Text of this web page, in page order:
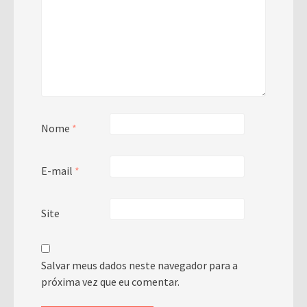
Nome *
E-mail *
Site
Salvar meus dados neste navegador para a
próxima vez que eu comentar.